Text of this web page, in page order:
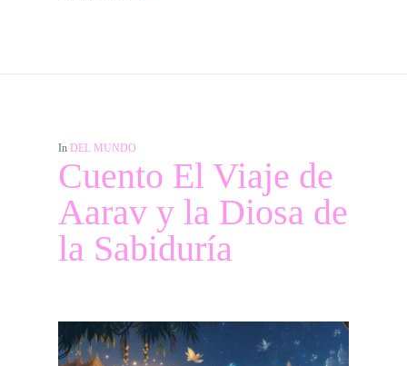
In DEL MUNDO
Cuento El Viaje de
Aarav y la Diosa de
la Sabiduría